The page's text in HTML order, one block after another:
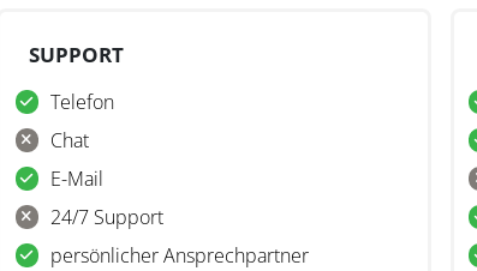
SUPPORT
Telefon
Chat
E-Mail
24/7 Support
persönlicher Ansprechpartner